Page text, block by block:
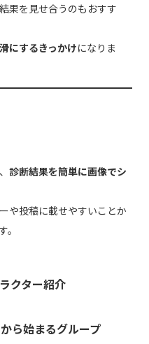
果を見せ合うのもおすす
にするきっかけになりま
診断結果を簡単に画像でシ
や投稿に載せやすいことか
クター紹介
ら始まるグループ